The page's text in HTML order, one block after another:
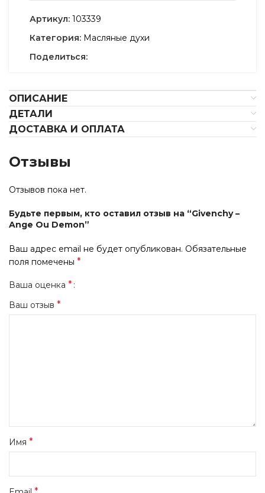
Артикул: 103339
Категория: Масляные духи
Поделиться:
ОПИСАНИЕ
ДЕТАЛИ
ДОСТАВКА И ОПЛАТА
Отзывы
Отзывов пока нет.
Будьте первым, кто оставил отзыв на “Givenchy –
Ange Ou Demon”
Ваш адрес email не будет опубликован. Обязательные
поля помечены *
Ваша оценка *
Ваш отзыв *
Имя *